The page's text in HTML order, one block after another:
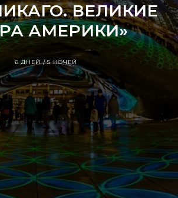
ВЕЛИКИЕ
АМЕРИКИ»
6 ДНЕЙ / 5 НОЧЕЙ